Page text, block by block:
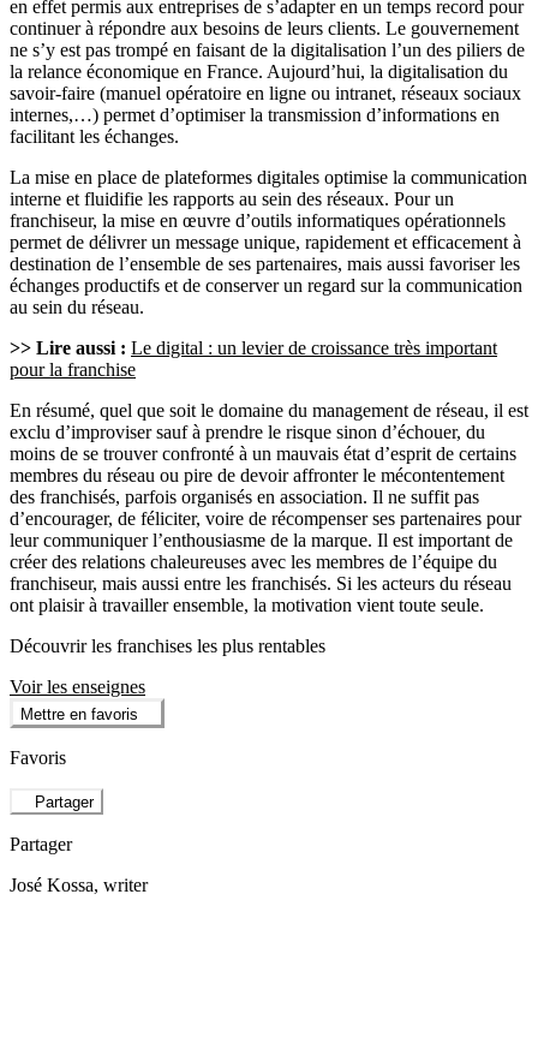
en effet permis aux entreprises de s’adapter en un temps record pour
continuer à répondre aux besoins de leurs clients. Le gouvernement
ne s’y est pas trompé en faisant de la digitalisation l’un des piliers de
la relance économique en France. Aujourd’hui, la digitalisation du
savoir-faire (manuel opératoire en ligne ou intranet, réseaux sociaux
internes,…) permet d’optimiser la transmission d’informations en
facilitant les échanges.
La mise en place de plateformes digitales optimise la communication
interne et fluidifie les rapports au sein des réseaux. Pour un
franchiseur, la mise en œuvre d’outils informatiques opérationnels
permet de délivrer un message unique, rapidement et efficacement à
destination de l’ensemble de ses partenaires, mais aussi favoriser les
échanges productifs et de conserver un regard sur la communication
au sein du réseau.
>> Lire aussi : Le digital : un levier de croissance très important
pour la franchise
En résumé, quel que soit le domaine du management de réseau, il est
exclu d’improviser sauf à prendre le risque sinon d’échouer, du
moins de se trouver confronté à un mauvais état d’esprit de certains
membres du réseau ou pire de devoir affronter le mécontentement
des franchisés, parfois organisés en association. Il ne suffit pas
d’encourager, de féliciter, voire de récompenser ses partenaires pour
leur communiquer l’enthousiasme de la marque. Il est important de
créer des relations chaleureuses avec les membres de l’équipe du
franchiseur, mais aussi entre les franchisés. Si les acteurs du réseau
ont plaisir à travailler ensemble, la motivation vient toute seule.
Découvrir les franchises les plus rentables
Voir les enseignes
Mettre en favoris
Favoris
Partager
Partager
José Kossa, writer